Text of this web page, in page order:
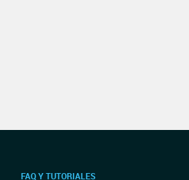
FAQ Y TUTORIALES